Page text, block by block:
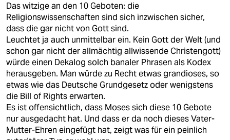
Das witzige an den 10 Geboten: die
Religionswissenschaften sind sich inzwischen sicher,
dass die gar nicht von Gott sind.
Leuchtet ja auch unmittelbar ein. Kein Gott der Welt (und
schon gar nicht der allmächtig allwissende Christengott)
würde einen Dekalog solch banaler Phrasen als Kodex
herausgeben. Man würde zu Recht etwas grandioses, so
etwas wie das Deutsche Grundgesetz oder wenigstens
die Bill of Rights erwarten.
Es ist offensichtlich, dass Moses sich diese 10 Gebote
nur ausgedacht hat. Und dass er da noch dieses Vater-
Mutter-Ehren eingefügt hat, zeigt was für ein peinlich